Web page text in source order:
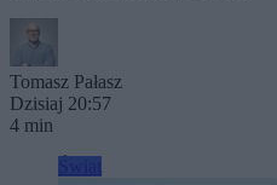
Tomasz Pałasz
Dzisiaj 20:57
4 min